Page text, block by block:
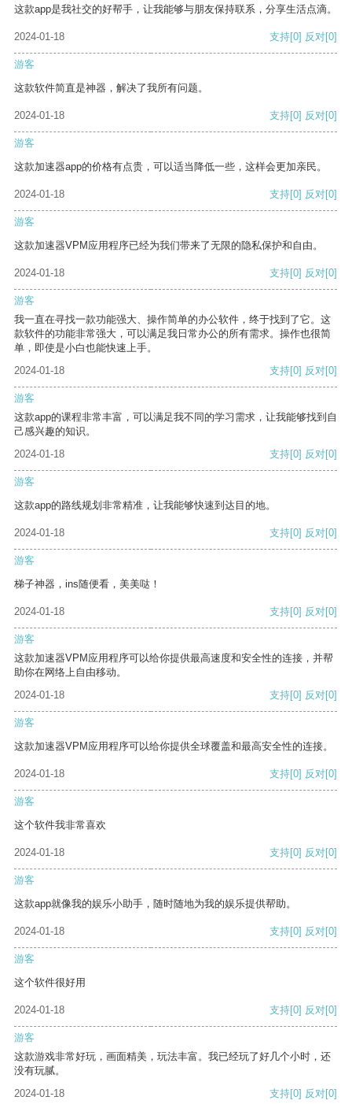
这款app是我社交的好帮手，让我能够与朋友保持联系，分享生活点滴。
2024-01-18 支持[0] 反对[0]
游客
这款软件简直是神器，解决了我所有问题。
2024-01-18 支持[0] 反对[0]
游客
这款加速器app的价格有点贵，可以适当降低一些，这样会更加亲民。
2024-01-18 支持[0] 反对[0]
游客
这款加速器VPM应用程序已经为我们带来了无限的隐私保护和自由。
2024-01-18 支持[0] 反对[0]
游客
我一直在寻找一款功能强大、操作简单的办公软件，终于找到了它。这
款软件的功能非常强大，可以满足我日常办公的所有需求。操作也很简
单，即使是小白也能快速上手。
2024-01-18
支持[0] 反对[0]
游客
这款app的课程非常丰富，可以满足我不同的学习需求，让我能够找到自
己感兴趣的知识。
2024-01-18
支持[0] 反对[0]
游客
这款app的路线规划非常精准，让我能够快速到达目的地。
2024-01-18 支持[0] 反对[0]
游客
梯子神器，ins随便看，美美哒！
2024-01-18 支持[0] 反对[0]
游客
这款加速器VPM应用程序可以给你提供最高速度和安全性的连接，并帮
助你在网络上自由移动。
2024-01-18
支持[0] 反对[0]
游客
这款加速器VPM应用程序可以给你提供全球覆盖和最高安全性的连接。
2024-01-18 支持[0] 反对[0]
游客
这个软件我非常喜欢
2024-01-18 支持[0] 反对[0]
游客
这款app就像我的娱乐小助手，随时随地为我的娱乐提供帮助。
2024-01-18 支持[0] 反对[0]
游客
这个软件很好用
2024-01-18 支持[0] 反对[0]
游客
这款游戏非常好玩，画面精美，玩法丰富。我已经玩了好几个小时，还
没有玩腻。
2024-01-18
支持[0] 反对[0]